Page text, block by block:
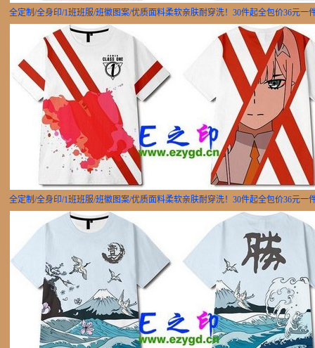
全定制/全身印/1班班服/班徽图案/优质面料柔软亲肤耐穿洗！30件起全包价36元一
全定制/全身印/1班班服/班徽图案/优质面料柔软亲肤耐穿洗！30件起全包价36元一